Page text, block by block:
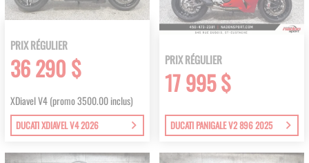
PRIX RÉGULIER
36 290 $
XDiavel V4 (promo 3500.00 inclus)
DUCATI XDIAVEL V4 2026
PRIX RÉGULIER
17 995 $
DUCATI PANIGALE V2 896 2025